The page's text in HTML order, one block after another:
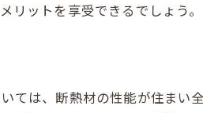
ットを享受できるでしょう。
ては、断熱材の性能が住まい